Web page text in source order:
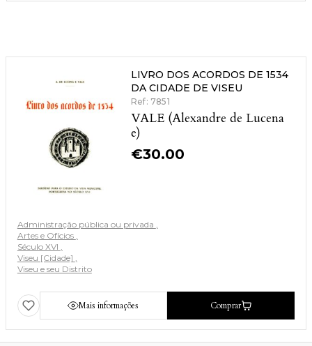
LIVRO DOS ACORDOS DE 1534
DA CIDADE DE VISEU
Ref: 7851
VALE (Alexandre de Lucena
e)
€30.00
Administração pública ou privada
Artes e Ofícios
Século XVI
Viseu [Cidade]
Viseu e seu Distrito
Mais informações Comprar